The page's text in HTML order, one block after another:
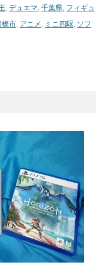
, デュエマ, 千葉県, フィギュ
橋市, アニメ , ミニ四駆, ソフ